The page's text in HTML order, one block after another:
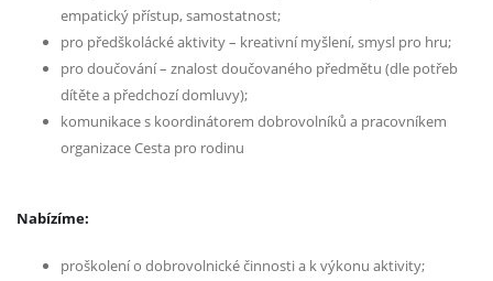
empatický přístup, samostatnost;
pro předškolácké aktivity – kreativní myšlení, smysl pro hru;
pro doučování – znalost doučovaného předmětu (dle potřeb
dítěte a předchozí domluvy);
komunikace s koordinátorem dobrovolníků a pracovníkem
organizace Cesta pro rodinu
Nabízíme:
proškolení o dobrovolnické činnosti a k výkonu aktivity;